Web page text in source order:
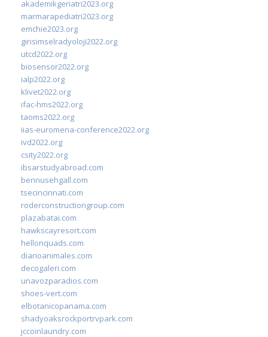
akademikgeriatri2023.org
marmarapediatri2023.org
emchie2023.org
girisimselradyoloji2022.org
utcd2022.org
biosensor2022.org
ialp2022.org
klivet2022.org
ifac-hms2022.org
taoms2022.org
iias-euromena-conference2022.org
ivd2022.org
csity2022.org
ibsarstudyabroad.com
bennusehgall.com
tsecincinnati.com
roderconstructiongroup.com
plazabatai.com
hawkscayresort.com
hellonquads.com
diarioanimales.com
decogaleri.com
unavozparadios.com
shoes-vert.com
elbotanicopanama.com
shadyoaksrockportrvpark.com
jccoinlaundry.com